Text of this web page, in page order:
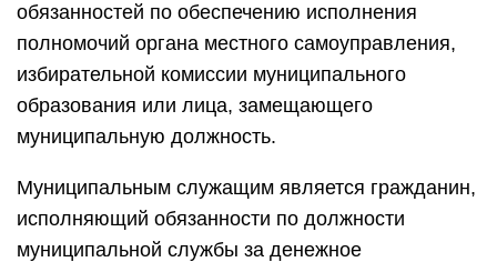
обязанностей по обеспечению исполнения
полномочий органа местного самоуправления,
избирательной комиссии муниципального
образования или лица, замещающего
муниципальную должность.
Муниципальным служащим является гражданин,
исполняющий обязанности по должности
муниципальной службы за денежное